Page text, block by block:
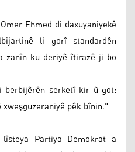
Ehmed di daxuyaniyekê
li gorî standardên
zanîn ku deriyê îtirazê ji bo
berbijêrên serketî kir û got:
pêk bînin."
Partiya Demokrat a